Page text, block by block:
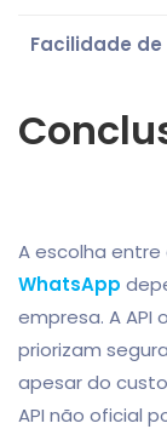
Facilidade de
A escolha entre
WhatsApp
empresa. A API
priorizam
apesar do
API não oficial